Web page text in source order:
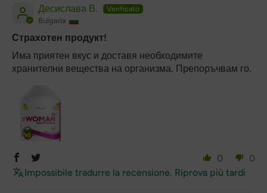
Десислава В.
Bulgaria
Страхотен продукт!
Има приятен вкус и доставя необходимите
хранителни вещества на организма. Препоръчвам го.
0
0
Impossibile tradurre la recensione. Riprova più tardi